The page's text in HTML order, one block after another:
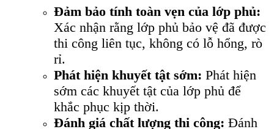
Đảm bảo tính toàn vẹn của lớp phủ:
Xác nhận rằng lớp phủ bảo vệ đã được
thi công liên tục, không có lỗ hổng, rò
rỉ.
Phát hiện khuyết tật sớm: Phát hiện
sớm các khuyết tật của lớp phủ để
khắc phục kịp thời.
Đánh giá chất lượng thi công: Đánh